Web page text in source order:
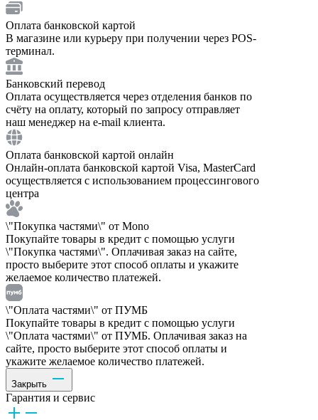
Оплата банковской картой
В магазине или курьеру при получении через POS-
терминал.
Банковский перевод
Оплата осуществляется через отделения банков по
счёту на оплату, который по запросу отправляет
наш менеджер на e-mail клиента.
Оплата банковской картой онлайн
Онлайн-оплата банковской картой Visa, MasterCard
осуществляется с использованием процессингового
центра
\"Покупка частями\" от Mono
Покупайте товары в кредит с помощью услуги
\"Покупка частями\". Оплачивая заказ на сайте,
просто выберите этот способ оплаты и укажите
желаемое количество платежей.
\"Оплата частями\" от ПУМБ
Покупайте товары в кредит с помощью услуги
\"Оплата частями\" от ПУМБ. Оплачивая заказ на
сайте, просто выберите этот способ оплаты и
укажите желаемое количество платежей.
Закрыть
Гарантия и сервис